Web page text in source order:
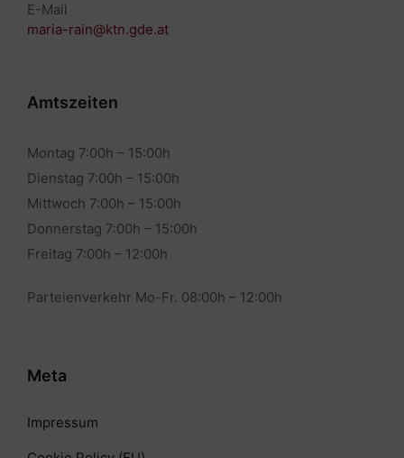
E-Mail
maria-rain@ktn.gde.at
Amtszeiten
Montag 7:00h – 15:00h
Dienstag 7:00h – 15:00h
Mittwoch 7:00h – 15:00h
Donnerstag 7:00h – 15:00h
Freitag 7:00h – 12:00h
Parteienverkehr Mo-Fr. 08:00h – 12:00h
Meta
Impressum